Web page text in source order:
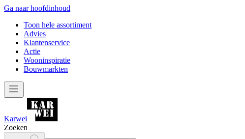
Ga naar hoofdinhoud
Toon hele assortiment
Advies
Klantenservice
Actie
Wooninspiratie
Bouwmarkten
Karwei
Zoeken